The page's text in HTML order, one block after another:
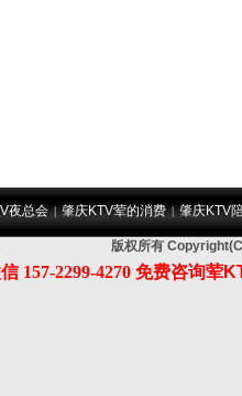
夜总会 |肇庆KTV荤的消费 |肇庆KTV
版权所有
157-2299-4270免费咨询荤